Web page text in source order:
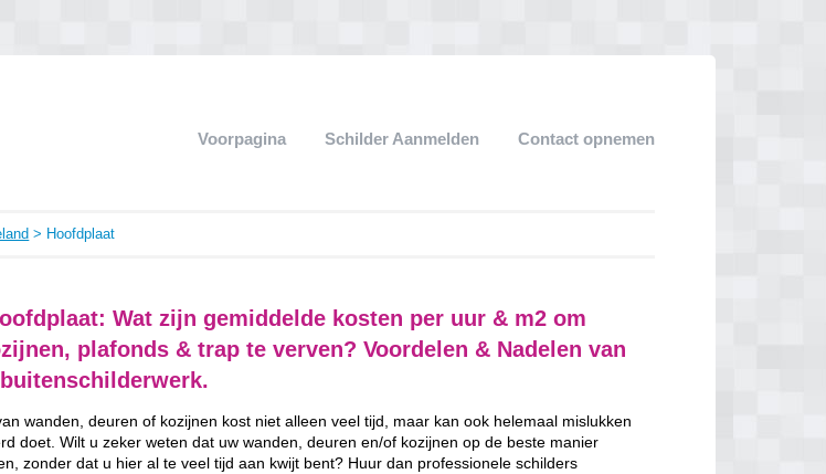
Voorpagina Schilder Aanmelden Contact opnemen
> Hoofdplaat
Wat zijn gemiddelde kosten per uur & m2 om
plafonds & trap te verven? Voordelen & Nadelen van
wanden, deuren of kozijnen kost niet alleen veel tijd, maar kan ook helemaal mislukken
doet. Wilt u zeker weten dat uw wanden, deuren en/of kozijnen op de beste manier
zonder dat u hier al te veel tijd aan kwijt bent? Huur dan professionele schilders